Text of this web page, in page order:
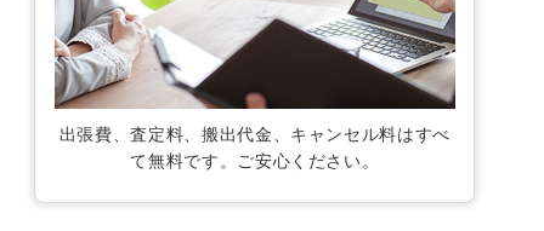
出張費、査定料、搬出代金、キャンセル料はすべ
て無料です。ご安心ください。